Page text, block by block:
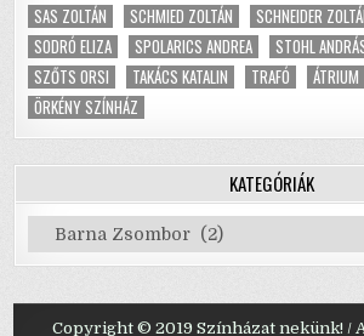
SAS ZOLTÁN
SCHMIED ZOLTÁN SCHNEIDER
SODRÓ ELIZA
SPOLARICS ANDREA STOHL
SZŐTS ORSI
TAKÁCS KATALIN TRAFÓ ÁTRIUM
ÖRKÉNY SZÍNHÁZ
KATEGÓRIÁK
Kategóriák
Copyright © 2019 Színházat nekünk! /